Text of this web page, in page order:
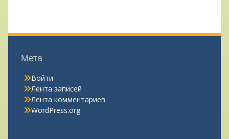
Мета
Войти
Лента записей
Лента комментариев
WordPress.org